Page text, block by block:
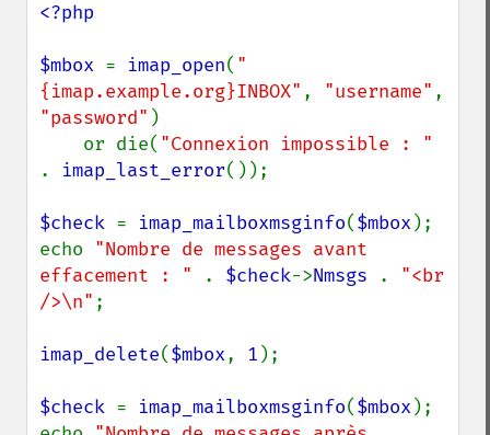
<?php
$mbox = imap_open( "
{imap.example.org}INBOX" , "username"
"password" )
    or die(
. imap_last_error());
$check = imap_mailboxmsginfo($mbox );
echo "Nombre de messages avant
effacement : "
. $check->Nmsgs . "<br
/>\n" ;
imap_delete($mbox, 1 );
$check = imap_mailboxmsginfo($mbox );